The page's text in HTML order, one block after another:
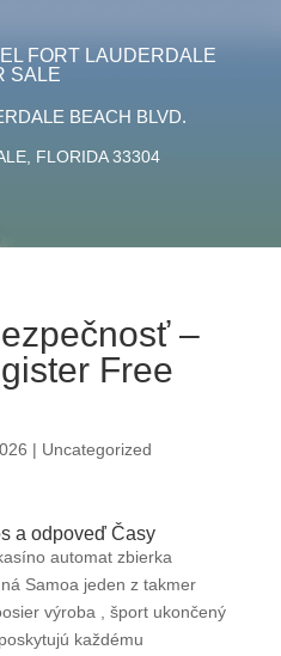
FORT LAUDERDALE
SALE
BEACH BLVD.
FLORIDA 33304
–
Free
| Uncategorized
a odpoveď Časy
automat zbierka
Samoa jeden z takmer
výroba , šport ukončený
každému